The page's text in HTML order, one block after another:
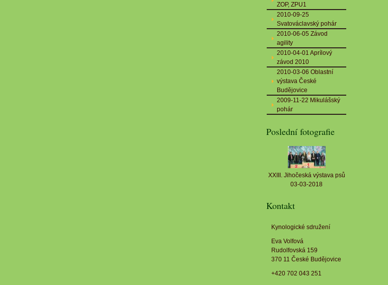
ZOP, ZPU1
2010-09-25
Svatováclavský pohár
2010-06-05 Závod
agility
2010-04-01 Aprílový
závod 2010
2010-03-06 Oblastní
výstava České
Budějovice
2009-11-22 Mikulášský
pohár
Poslední fotografie
XXIII. Jihočeská výstava psů
03-03-2018
Kontakt
Kynologické sdružení
Eva Volfová
Rudolfovská 159
370 11 České Budějovice
+420 702 043 251